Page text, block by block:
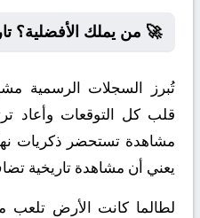
🚀 من يملك الأفضلية؟
تُبرز السجلات الرسمية
قلب كل التوقعات وأعاد
مشاهدة تستحضر ذكريات
يعني أن مشاهدة تاريخية
لطالما كانت الأرض تلعب